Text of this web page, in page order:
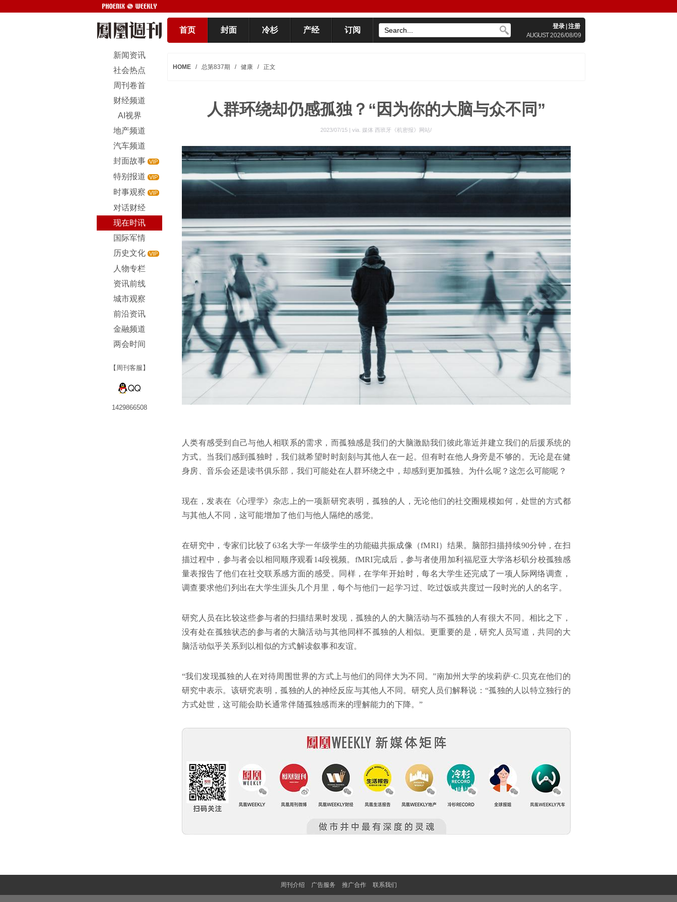
首页 封面 冷杉 产经 订阅 登录 注册
AUGUST2026/08/09
新闻资讯
社会热点
周刊卷首
财经频道
AI视界
地产频道
汽车频道
封面故事 VIP
特别报道 VIP
时事观察 VIP
对话财经
现在时讯
国际军情
历史文化 VIP
人物专栏
资讯前线
城市观察
前沿资讯
金融频道
两会时间
【周刊客服】
1429866508
HOME / 总第837期 / 健康 / 正文
人群环绕却仍感孤独？“因为你的大脑与众不同”
2023/07/15 | via. 媒体 西班牙《机密报》网站/
人类有感受到自己与他人相联系的需求，而孤独感是我们的大脑激励我们彼此靠近并建立我们的后援系统的
方式。当我们感到孤独时，我们就希望时时刻刻与其他人在一起。但有时在他人身旁是不够的。无论是在健
身房、音乐会还是读书俱乐部，我们可能处在人群环绕之中，却感到更加孤独。为什么呢？这怎么可能呢？
现在，发表在《心理学》杂志上的一项新研究表明，孤独的人，无论他们的社交圈规模如何，处世的方式都
与其他人不同，这可能增加了他们与他人隔绝的感觉。
在研究中，专家们比较了63名大学一年级学生的功能磁共振成像（fMRI）结果。脑部扫描持续90分钟，在扫
描过程中，参与者会以相同顺序观看14段视频。fMRI完成后，参与者使用加利福尼亚大学洛杉矶分校孤独感
量表报告了他们在社交联系感方面的感受。同样，在学年开始时，每名大学生还完成了一项人际网络调查，
调查要求他们列出在大学生涯头几个月里，每个与他们一起学习过、吃过饭或共度过一段时光的人的名字。
研究人员在比较这些参与者的扫描结果时发现，孤独的人的大脑活动与不孤独的人有很大不同。相比之下，
没有处在孤独状态的参与者的大脑活动与其他同样不孤独的人相似。更重要的是，研究人员写道，共同的大
脑活动似乎关系到以相似的方式解读叙事和友谊。
“我们发现孤独的人在对待周围世界的方式上与他们的同伴大为不同。”南加州大学的埃莉萨·C.贝克在他们的
研究中表示。该研究表明，孤独的人的神经反应与其他人不同。研究人员们解释说：“孤独的人以特立独行的
方式处世，这可能会助长通常伴随孤独感而来的理解能力的下降。”
周刊介绍 广告服务 推广合作 联系我们